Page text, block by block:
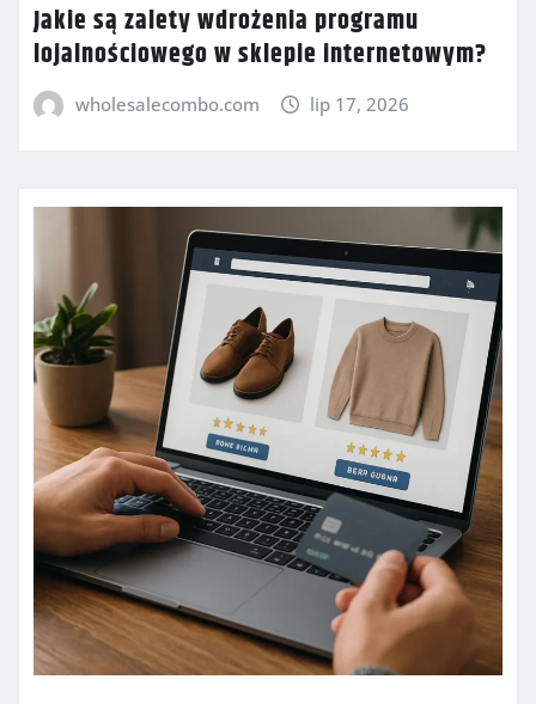
Jakie są zalety wdrożenia programu
lojalnościowego w sklepie internetowym?
wholesalecombo.com lip 17, 2026